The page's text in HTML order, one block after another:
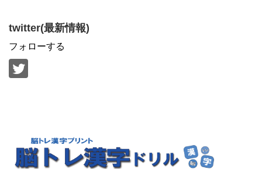
twitter(最新情報)
フォローする